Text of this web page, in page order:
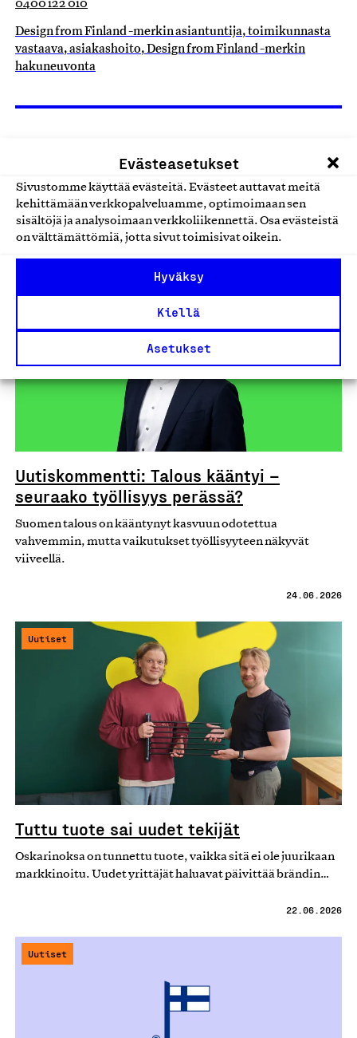
Evästeasetukset
Sivustomme käyttää evästeitä. Evästeet auttavat meitä
kehittämään verkkopalveluamme, optimoimaan sen
sisältöjä ja analysoimaan verkkoliikennettä. Osa evästeistä
on välttämättömiä, jotta sivut toimisivat oikein.
Hyväksy
Kiellä
Asetukset
0400 122 010
Design from Finland -merkin asiantuntija, toimikunnasta
vastaava, asiakashoito, Design from Finland -merkin
hakuneuvonta
Lisää uutisia
Kaikki ajankohtaiset
Uutiskommentti: Talous kääntyi –
seuraako työllisyys perässä?
Suomen talous on kääntynyt kasvuun odotettua
vahvemmin, mutta vaikutukset työllisyyteen näkyvät
viiveellä.
24.06.2026
Uutiset
Tuttu tuote sai uudet tekijät
Oskarinoksa on tunnettu tuote, vaikka sitä ei ole juurikaan
markkinoitu. Uudet yrittäjät haluavat päivittää brändin…
22.06.2026
Uutiset